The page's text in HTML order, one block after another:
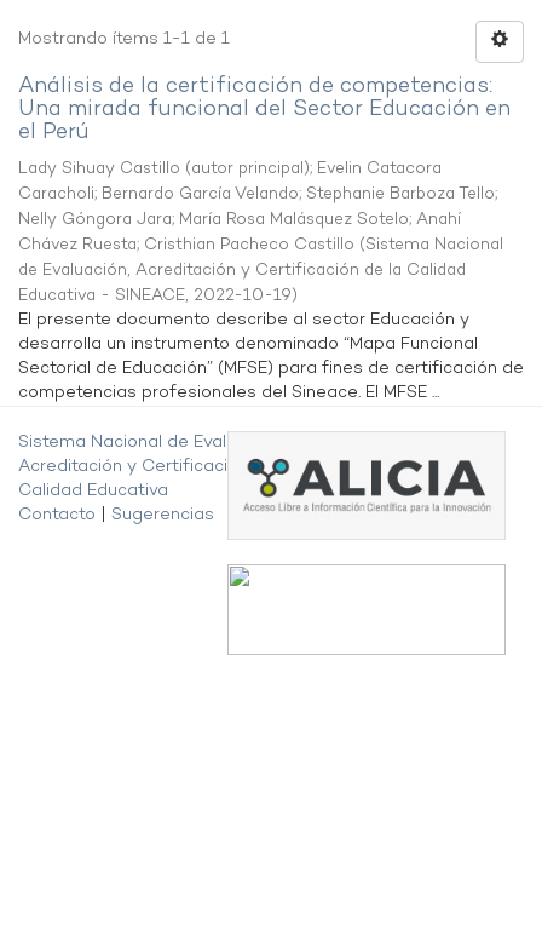
Mostrando ítems 1-1 de 1
Análisis de la certificación de competencias:
Una mirada funcional del Sector Educación en
el Perú
Lady Sihuay Castillo (autor principal); Evelin Catacora
Caracholi; Bernardo García Velando; Stephanie Barboza Tello;
Nelly Góngora Jara; María Rosa Malásquez Sotelo; Anahí
Chávez Ruesta; Cristhian Pacheco Castillo (Sistema Nacional
de Evaluación, Acreditación y Certificación de la Calidad
Educativa - SINEACE, 2022-10-19)
El presente documento describe al sector Educación y
desarrolla un instrumento denominado “Mapa Funcional
Sectorial de Educación” (MFSE) para fines de certificación de
competencias profesionales del Sineace. El MFSE ...
Sistema Nacional de Evaluación,
Acreditación y Certificación de la
Calidad Educativa
Contacto
Sugerencias